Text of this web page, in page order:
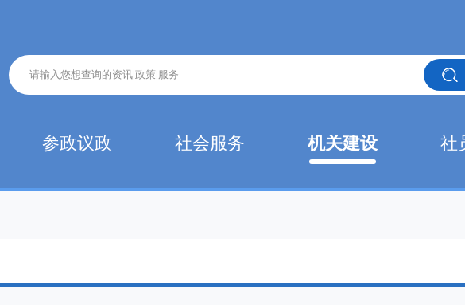
参政议政 社会服务 机关建设 社